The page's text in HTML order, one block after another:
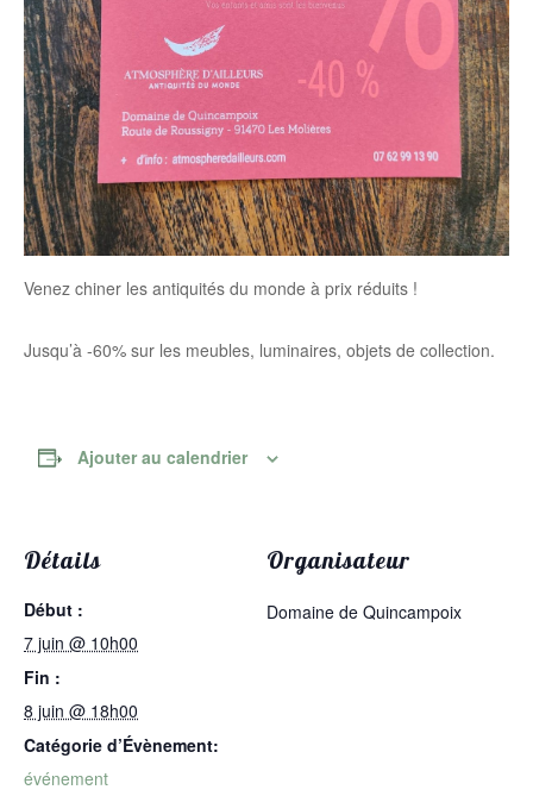
Venez chiner les antiquités du monde à prix réduits !
Jusqu’à -60% sur les meubles, luminaires, objets de collection.
Ajouter au calendrier
Détails
Début :
7 juin @ 10h00
Fin :
8 juin @ 18h00
Catégorie d’Évènement:
événement
Organisateur
Domaine de Quincampoix